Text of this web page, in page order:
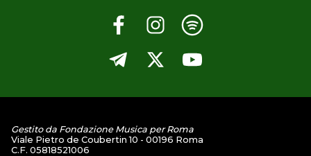
Gestito da Fondazione Musica per Roma
Viale Pietro de Coubertin 10 - 00196 Roma
C.F. 05818521006